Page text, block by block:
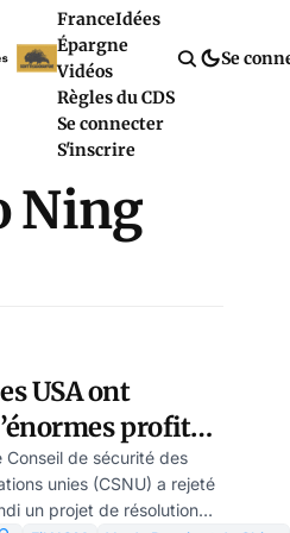
FranceIdées
Épargne
Vidéos
Règles du CDS
Se connecter
S'inscrire
Se
Ning
USA ont
profits à
du sabotage
Nord Stream,
Conseil de sécurité des
unies (CSNU) a rejeté
un projet de résolution